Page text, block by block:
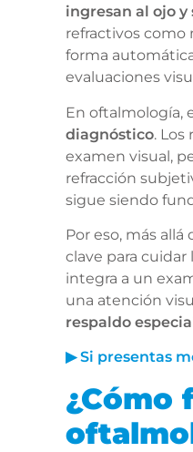
ingresan al ojo
refractivos como
forma
evaluaciones
En oftalmología,
diagnóstico.
examen visual,
refracción
sigue siendo
Por eso, más
clave para cuidar
integra a un
una atención
respaldo
▶ Si presentas
¿Cómo